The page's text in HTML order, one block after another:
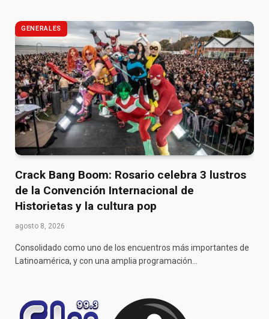
GENERALES
Crack Bang Boom: Rosario celebra 3 lustros
de la Convención Internacional de
Historietas y la cultura pop
agosto 8, 2026
Consolidado como uno de los encuentros más importantes de
Latinoamérica, y con una amplia programación…